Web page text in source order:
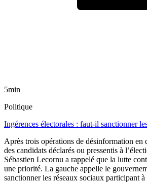
5min
Politique
Ingérences électorales : faut-il sanctionner
Après trois opérations de désinformation en
des candidats déclarés ou pressentis à
Sébastien Lecornu a rappelé que la lutte
une priorité. La gauche appelle le
sanctionner les réseaux sociaux participant